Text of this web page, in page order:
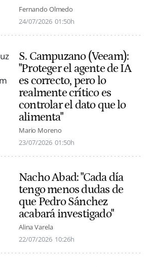
Fernando Olmedo
24/07/2026 01:50h
S. Campuzano (Veeam):
"Proteger el agente de IA
es correcto, pero lo
realmente crítico es
controlar el dato que lo
alimenta"
Mario Moreno
23/07/2026 01:50h
Nacho Abad: "Cada día
tengo menos dudas de
que Pedro Sánchez
acabará investigado"
Alina Varela
22/07/2026 10:26h